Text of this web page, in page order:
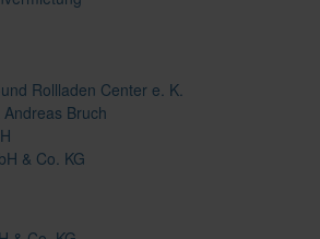
Rollladen Center e. K.
Bruch
& Co. KG